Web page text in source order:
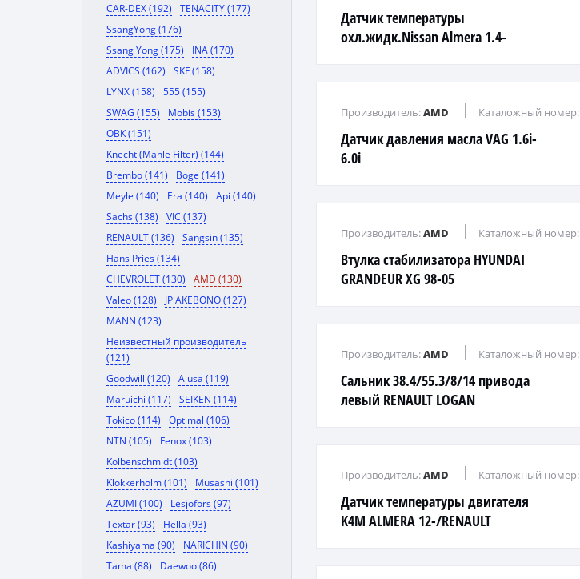
CAR-DEX (192)
TENACITY (177)
SsangYong (176)
Ssang Yong (175)
INA (170)
ADVICS (162)
SKF (158)
LYNX (158)
555 (155)
SWAG (155)
Mobis (153)
OBK (151)
Knecht (Mahle Filter) (144)
Brembo (141)
Boge (141)
Meyle (140)
Era (140)
Api (140)
Sachs (138)
VIC (137)
RENAULT (136)
Sangsin (135)
Hans Pries (134)
CHEVROLET (130)
AMD (130)
Valeo (128)
JP AKEBONO (127)
MANN (123)
Неизвестный производитель
(121)
Goodwill (120)
Ajusa (119)
Maruichi (117)
SEIKEN (114)
Tokico (114)
Optimal (106)
NTN (105)
Fenox (103)
Kolbenschmidt (103)
Klokkerholm (101)
Musashi (101)
AZUMI (100)
Lesjofors (97)
Textar (93)
Hella (93)
Kashiyama (90)
NARICHIN (90)
Tama (88)
Daewoo (86)
Датчик температуры
охл.жидк.Nissan Almera 1.4-
Датчик давления масла VAG 1.6i-
6.0i
Производитель:AMD Каталожный номер:
Втулка стабилизатора HYUNDAI
GRANDEUR XG 98-05
Производитель:AMD Каталожный номер:
Сальник 38.4/55.3/8/14 привода
левый RENAULT LOGAN
Производитель:AMD Каталожный номер:
Датчик температуры двигателя
K4M ALMERA 12-/RENAULT
Производитель:AMD Каталожный номер: